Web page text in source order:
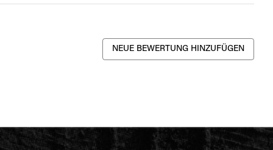
NEUE BEWERTUNG HINZUFÜGEN